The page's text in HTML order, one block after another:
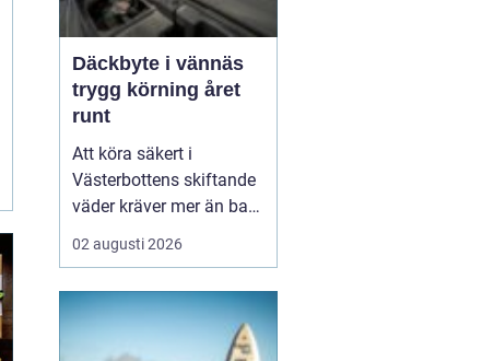
Däckbyte i vännäs
trygg körning året
runt
Att köra säkert i
Västerbottens skiftande
väder kräver mer än bara
ett körkort och en pålitlig
bil. Däckens skick och
roll för både
bromssträcka, kontroll
02 augusti 2026